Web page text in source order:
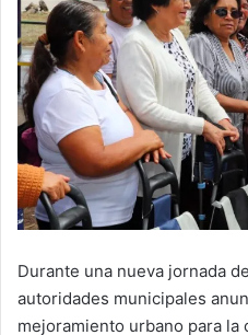
Durante una nueva jornada
autoridades municipales
mejoramiento urbano para la